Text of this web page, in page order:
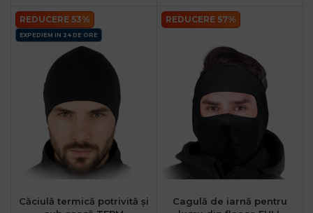
REDUCERE 53%
EXPEDIEM IN 24 DE ORE
Căciulă termică potrivită și
REDUCERE 57%
Cagulă de iarnă pentru